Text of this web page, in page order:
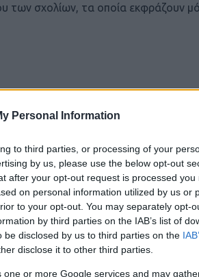
Personal Information
to third parties, or processing of your
by us, please use the below opt-out
after your opt-out request is processed you
on personal information utilized by us or
to your opt-out. You may separately opt-
by third parties on the IAB’s list of
disclosed by us to third parties on the
disclose it to other third parties.
or more Google services and may
των σχολίων, τα οποία εκφράζουν